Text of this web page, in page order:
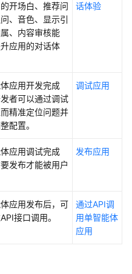
开场白、推荐问
、音色、显示引
、内容审核能
应用的对话体
话体验
应用开发完成
者可以通过调试
精准定位问题并
配置。
调试应用
应用调试完成
发布才能被用户
发布应用
应用发布后，可
接口调用。
通过API调
用单智能体
应用